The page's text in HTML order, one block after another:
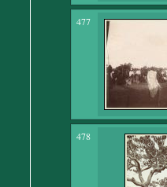
477
478